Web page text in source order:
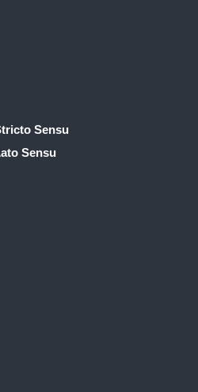
Sensu
Sensu